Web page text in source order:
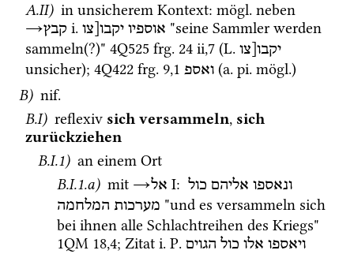
A.II) in unsicherem Kontext: mögl.
→קבץ i. אוספיו יקבו[צו
"seine Sammler werden
sammeln(?)" 4Q525 frg. 24 ii,7 (L. יקבו[צו
unsicher); 4Q422 frg. 9,1 ואספ (a. pi. mögl.)
B) nif.
B.I) reflexiv sich versammeln, sich
zurückziehen
B.I.1) an einem Ort
B.I.1.a) mit →אל ‎ I: ונאספו אליהם כול
מערכות המלחמה
"und es versammeln sich
1QM 18,4; Zitat i. P. ויאספו אלו כול הגוים